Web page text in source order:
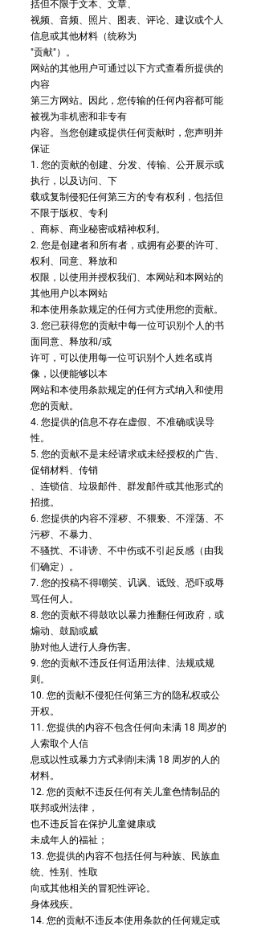
括但不限于文本、文章、
视频、音频、照片、图表、评论、建议或个人
信息或其他材料（统称为
"贡献"）。
网站的其他用户可通过以下方式查看所提供的
内容
第三方网站。因此，您传输的任何内容都可能
被视为非机密和非专有
内容。当您创建或提供任何贡献时，您声明并
保证
1. 您的贡献的创建、分发、传输、公开展示或
执行，以及访问、下
载或复制侵犯任何第三方的专有权利，包括但
不限于版权、专利
、商标、商业秘密或精神权利。
2. 您是创建者和所有者，或拥有必要的许可、
权利、同意、释放和
权限，以使用并授权我们、本网站和本网站的
其他用户以本网站
和本使用条款规定的任何方式使用您的贡献。
3. 您已获得您的贡献中每一位可识别个人的书
面同意、释放和/或
许可，可以使用每一位可识别个人姓名或肖
像，以便能够以本
网站和本使用条款规定的任何方式纳入和使用
您的贡献。
4. 您提供的信息不存在虚假、不准确或误导
性。
5. 您的贡献不是未经请求或未经授权的广告、
促销材料、传销
、连锁信、垃圾邮件、群发邮件或其他形式的
招揽。
6. 您提供的内容不淫秽、不猥亵、不淫荡、不
污秽、不暴力、
不骚扰、不诽谤、不中伤或不引起反感（由我
们确定）。
7. 您的投稿不得嘲笑、讥讽、诋毁、恐吓或辱
骂任何人。
8. 您的贡献不得鼓吹以暴力推翻任何政府，或
煽动、鼓励或威
胁对他人进行人身伤害。
9. 您的贡献不违反任何适用法律、法规或规
则。
10. 您的贡献不侵犯任何第三方的隐私权或公
开权。
11. 您提供的内容不包含任何向未满 18 周岁的
人索取个人信
息或以性或暴力方式剥削未满 18 周岁的人的
材料。
12. 您的贡献不违反任何有关儿童色情制品的
联邦或州法律，
也不违反旨在保护儿童健康或
未成年人的福祉；
13. 您提供的内容不包括任何与种族、民族血
统、性别、性取
向或其他相关的冒犯性评论。
身体残疾。
14. 您的贡献不违反本使用条款的任何规定或